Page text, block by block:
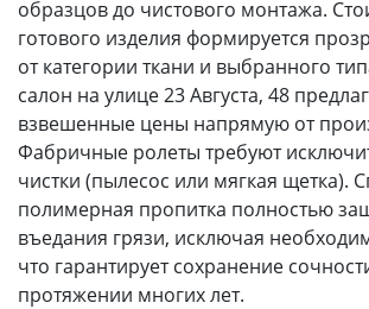
образцов до чистового монтажа.
готового изделия формируется
от категории ткани и выбранного
салон на улице 23 Августа, 48
взвешенные цены напрямую от
Фабричные ролеты требуют
чистки (пылесос или мягкая щетка).
полимерная пропитка полностью
въедания грязи, исключая
что гарантирует сохранение
протяжении многих лет.